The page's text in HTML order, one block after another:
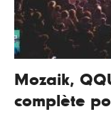
Mozaik,
complète